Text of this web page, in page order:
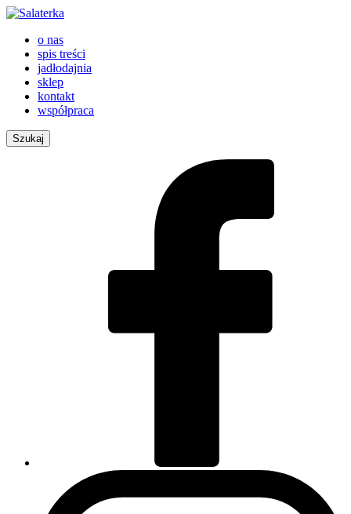
o nas
spis treści
jadłodajnia
sklep
kontakt
współpraca
Szukaj